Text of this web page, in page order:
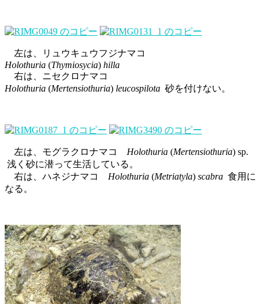
左は、リュウキュウフジナマコ
Holothuria (Thymiosycia) hilla
右は、ニセクロナマコ
Holothuria (Mertensiothuria) leucospilota 砂を付けない。
左は、モグラクロナマコ Holothuria (Mertensiothuria) sp.
浅く砂に潜って生活している。
右は、ハネジナマコ Holothuria (Metriatyla) scabra 食用に
なる。